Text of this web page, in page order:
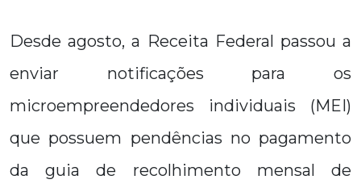
Desde agosto, a Receita Federal passou a
enviar notificações para os
microempreendedores individuais (MEI)
que possuem pendências no pagamento
da guia de recolhimento mensal de